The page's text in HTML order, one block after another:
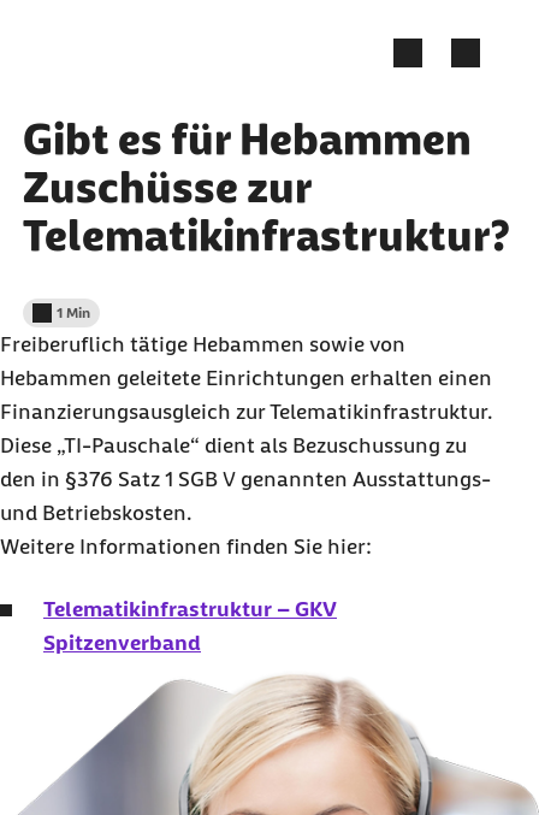
Gibt es für Hebammen
Zuschüsse zur
Telematikinfrastruktur?
Lesedauer weniger als
1 Min
Freiberuflich tätige Hebammen sowie von
Hebammen geleitete Einrichtungen erhalten einen
Finanzierungsausgleich zur Telematikinfrastruktur.
Diese „TI-Pauschale“ dient als Bezuschussung zu
den in §376 Satz 1 SGB V genannten Ausstattungs-
und Betriebskosten.
Weitere Informationen finden Sie hier:
Telematikinfrastruktur – GKV
Spitzenverband